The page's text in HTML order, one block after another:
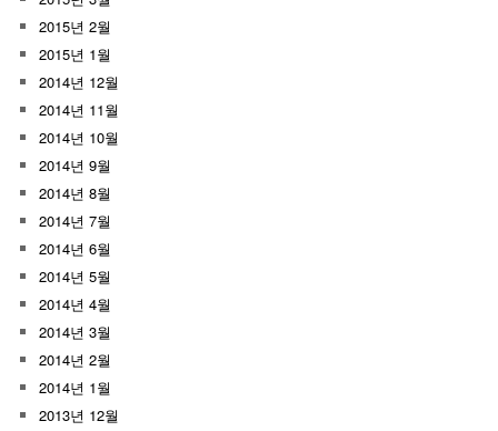
2015년 2월
2015년 1월
2014년 12월
2014년 11월
2014년 10월
2014년 9월
2014년 8월
2014년 7월
2014년 6월
2014년 5월
2014년 4월
2014년 3월
2014년 2월
2014년 1월
2013년 12월